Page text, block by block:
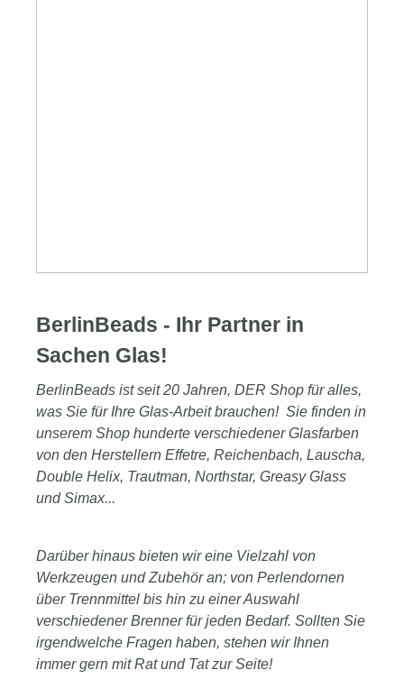
BerlinBeads - Ihr Partner in
Sachen Glas!
BerlinBeads ist seit 20 Jahren, DER Shop für alles,
was Sie für Ihre Glas-Arbeit brauchen! Sie finden in
unserem Shop hunderte verschiedener Glasfarben
von den Herstellern Effetre, Reichenbach, Lauscha,
Double Helix, Trautman, Northstar, Greasy Glass
und Simax...
Darüber hinaus bieten wir eine Vielzahl von
Werkzeugen und Zubehör an; von Perlendornen
über Trennmittel bis hin zu einer Auswahl
verschiedener Brenner für jeden Bedarf. Sollten Sie
irgendwelche Fragen haben, stehen wir Ihnen
immer gern mit Rat und Tat zur Seite!